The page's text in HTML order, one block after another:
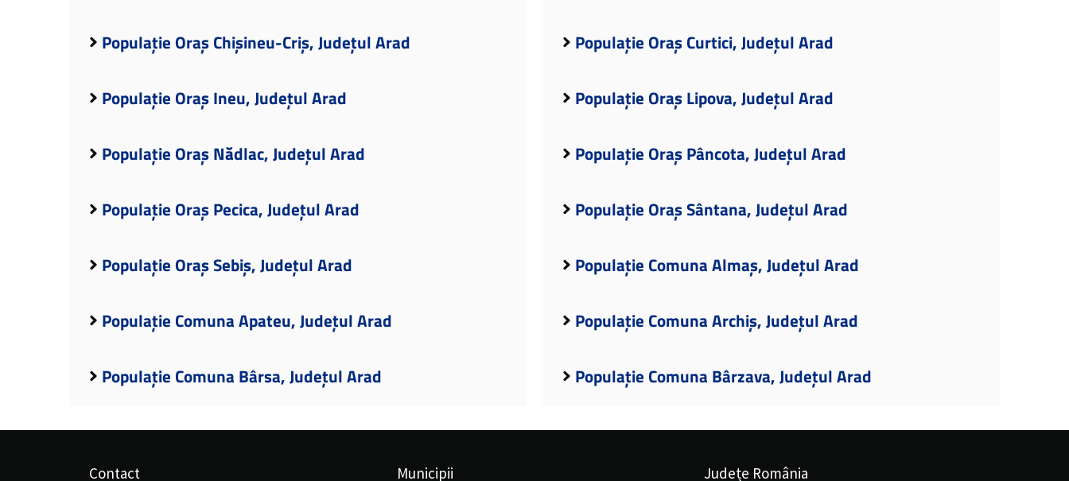
Populație Oraș Chișineu-Criș, Județul Arad Populație Oraș Curtici, Județul Arad
Populație Oraș Ineu, Județul Arad Populație Oraș Lipova, Județul Arad
Populație Oraș Nădlac, Județul Arad Populație Oraș Pâncota, Județul Arad
Populație Oraș Pecica, Județul Arad Populație Oraș Sântana, Județul Arad
Populație Oraș Sebiș, Județul Arad Populație Comuna Almaș, Județul Arad
Populație Comuna Apateu, Județul Arad Populație Comuna Archiș, Județul Arad
Populație Comuna Bârsa, Județul Arad Populație Comuna Bârzava, Județul Arad
Contact Municipii Județe România